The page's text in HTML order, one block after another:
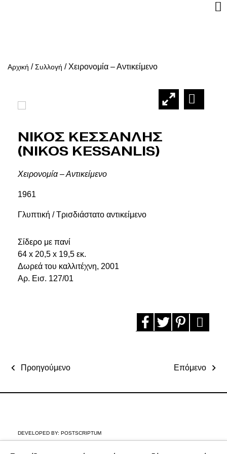
Αρχική /Συλλογή / Χειρονομία – Αντικείμενο
Νικος Κεσσανλης
(Nikos Kessanlis)
Χειρονομία – Αντικείμενο
1961
Γλυπτική / Τρισδιάστατο αντικείμενο
Σίδερο με πανί
64 x 20,5 x 19,5 εκ.
Δωρεά του καλλιτέχνη, 2001
Aρ. Εισ. 127/01
Προηγούμενο Επόμενο
DEVELOPED BY: POSTSCRIPTUM